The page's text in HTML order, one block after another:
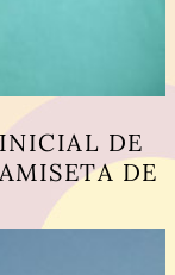
DE
DE